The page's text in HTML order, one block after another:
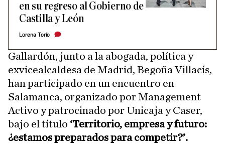
en su regreso al Gobierno de
Castilla y León
Lorena Torío
Gallardón, junto a la abogada, política y
exvicealcaldesa de Madrid, Begoña Villacís,
han participado en un encuentro en
Salamanca, organizado por Management
Activo y patrocinado por Unicaja y Caser,
bajo el título ‘Territorio, empresa y futuro:
¿estamos preparados para competir?’.